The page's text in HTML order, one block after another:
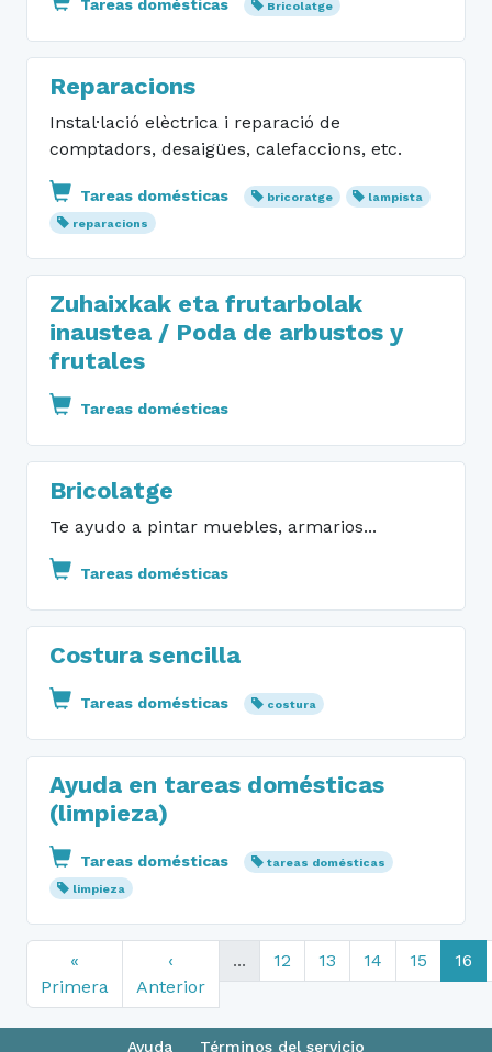
Tareas domésticas Bricolatge
Reparacions
Instal·lació elèctrica i reparació de
comptadors, desaigües, calefaccions, etc.
Tareas domésticas bricoratge
lampista
reparacions
Zuhaixkak eta frutarbolak
inaustea / Poda de arbustos y
frutales
Tareas domésticas
Bricolatge
Te ayudo a pintar muebles, armarios...
Tareas domésticas
Costura sencilla
Tareas domésticas costura
Ayuda en tareas domésticas
(limpieza)
Tareas domésticas
tareas domésticas
limpieza
«
Primera
‹
Anterior
... 12 13 14 15 16
Ayuda Términos del servicio